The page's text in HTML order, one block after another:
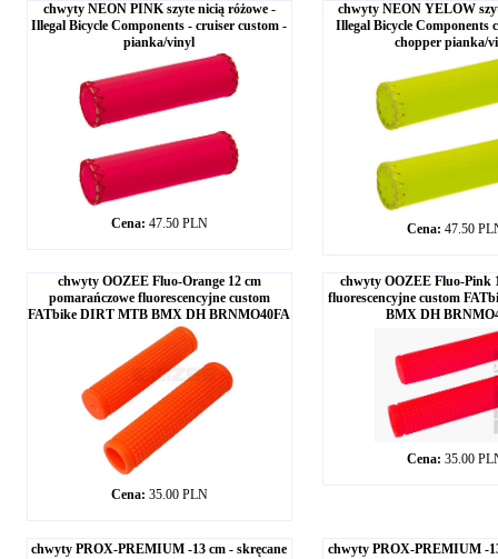
chwyty NEON PINK szyte nicią różowe -
Illegal Bicycle Components - cruiser custom -
pianka/vinyl
Cena: 47.50 PLN
chwyty NEON YELOW
Illegal Bicycle Components
chopper pianka/
Cena: 47.50
chwyty OOZEE Fluo-Orange 12 cm
pomarańczowe fluorescencyjne custom
FATbike DIRT MTB BMX DH BRNMO40FA
Cena: 35.00 PLN
chwyty OOZEE Fluo-Pink
fluorescencyjne custom
BMX DH
Cena: 35.00
chwyty PROX-PREMIUM -13 cm - skręcane
chwyty PROX-PREMIUM -